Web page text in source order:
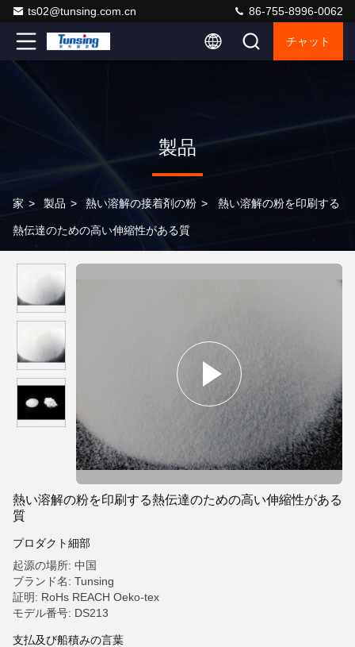
ts02@tunsing.com.cn 86-755-8996-0062
チャット
製品
家 > 製品 > 熱い溶解の接着剤の粉 > 熱い溶解の粉を印刷する
熱伝達のための高い伸縮性がある質
熱い溶解の粉を印刷する熱伝達のための高い伸縮性がある
質
プロダクト細部
起源の場所: 中国
ブランド名: Tunsing
証明: RoHs REACH Oeko-tex
モデル番号: DS213
支払及び船積みの言葉